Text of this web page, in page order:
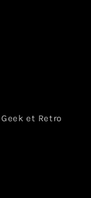
et Retro